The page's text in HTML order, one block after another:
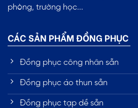
phòng, trường học...
CÁC SẢN PHẨM ĐỒNG PHỤC
Đồng phục công nhân sẵn
Đồng phục áo thun sẵn
Đồng phục tạp dề sẵn